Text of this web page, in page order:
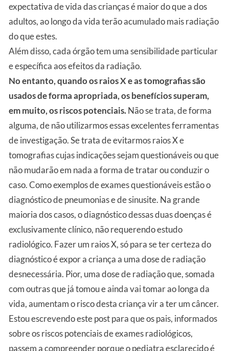
expectativa de vida das crianças é maior do que a dos
adultos, ao longo da vida terão acumulado mais radiação
do que estes.
Além disso, cada órgão tem uma sensibilidade particular
e específica aos efeitos da radiação.
No entanto, quando os raios X e as tomografias são
usados de forma apropriada, os benefícios superam,
em muito, os riscos potenciais.Não se trata, de forma
alguma, de não utilizarmos essas excelentes ferramentas
de investigação. Se trata de evitarmos raios X e
tomografias cujas indicações sejam questionáveis ou que
não mudarão em nada a forma de tratar ou conduzir o
caso. Como exemplos de exames questionáveis estão o
diagnóstico de pneumonias e de sinusite. Na grande
maioria dos casos, o diagnóstico dessas duas doenças é
exclusivamente clínico, não requerendo estudo
radiológico. Fazer um raios X, só para se ter certeza do
diagnóstico é expor a criança a uma dose de radiação
desnecessária. Pior, uma dose de radiação que, somada
com outras que já tomou e ainda vai tomar ao longa da
vida, aumentam o risco desta criança vir a ter um câncer.
Estou escrevendo este post para que os pais, informados
sobre os riscos potenciais de exames radiológicos,
passem a compreender porque o pediatra esclarecido é